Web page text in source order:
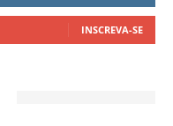
INSCREVA-SE